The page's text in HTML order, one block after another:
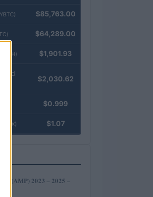
$85,763.00
$64,289.00
(ETH) $1,901.93
$2,030.62
$0.999
$1.07
(AMP) 2023 – 2025 –